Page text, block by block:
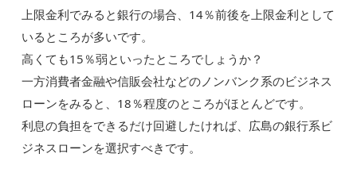
上限金利でみると銀行の場合、14％前後を上限金利として
いるところが多いです。
高くても15％弱といったところでしょうか？
一方消費者金融や信販会社などのノンバンク系のビジネス
ローンをみると、18％程度のところがほとんどです。
利息の負担をできるだけ回避したければ、広島の銀行系ビ
ジネスローンを選択すべきです。